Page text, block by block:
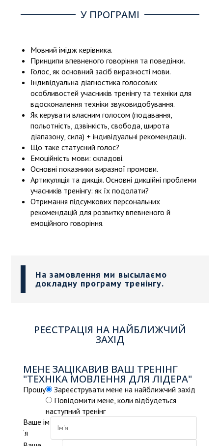
У ПРОГРАМІ
Мовний імідж керівника.
Принципи впевненого говоріння та поведінки.
Голос, як основний засіб виразності мови.
Індивідуальна діагностика голосових
особливостей учасників тренінгу та техніки для
вдосконалення техніки звуковидобування.
Як керувати власним голосом (подавання,
польотність, дзвінкість, свобода, широта
діапазону, сила) + індивідуальні рекомендації.
Що таке статусний голос?
Емоційність мови: складові.
Основні показники виразної промови.
Артикуляція та дикція. Основні дикційні проблеми
учасників тренінгу: як їх подолати?
Отримання підсумкових персональних
рекомендацій для розвитку впевненого й
емоційного говоріння.
На замовлення ми высылаємо
докладну програму тренінгу.
РЕЄСТРАЦІЯ НА НАЙБЛИЖЧИЙ
ЗАХІД
МЕНЕ ЗАЦІКАВИВ ВАШ ТРЕНІНГ
"ТЕХНІКА МОВЛЕННЯ ДЛЯ ЛІДЕРА"
Прошу
Зареєструвати мене на найближчий захід
Повідомити мене, коли відбудеться
наступний тренінг
Ваше ім
‘я